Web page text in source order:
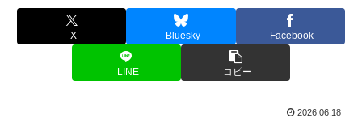
X Bluesky Facebook
LINE コピー
2026.06.18